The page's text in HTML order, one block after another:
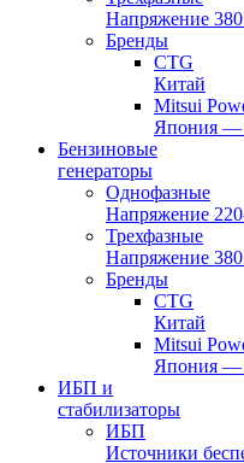
Напряжение
Бренды
CTG
Китай
Mitsui
Япония —
Бензиновые
генераторы
Однофазные
Напряжение
Трехфазные
Напряжение
Бренды
CTG
Китай
Mitsui
Япония —
ИБП и
стабилизаторы
ИБП
Источники